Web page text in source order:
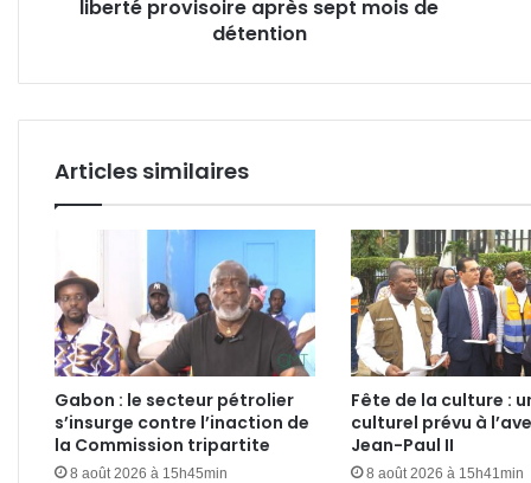
moisliberté provisoire après sept mois de
détention
Articles similaires
Gabon : le secteur pétrolier
s’insurge contre l’inaction de
la Commission tripartite
8 août 2026 à 15h45min
Fête de la culture :
culturel prévu à
Jean-Paul II
8 août 2026 à 15h41min